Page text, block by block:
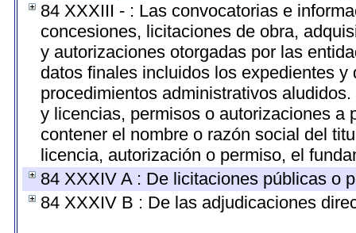
84 XXXIII - : Las convocatorias e
concesiones, licitaciones de obra,
y autorizaciones otorgadas por las
datos finales incluidos los expedientes
procedimientos administrativos
y licencias, permisos o autorizaciones a
contener el nombre o razón social del
licencia, autorización o permiso, el
84 XXXIV A : De licitaciones públicas o
84 XXXIV B : De las adjudicaciones